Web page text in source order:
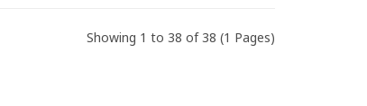
Showing 1 to 38 of 38 (1 Pages)